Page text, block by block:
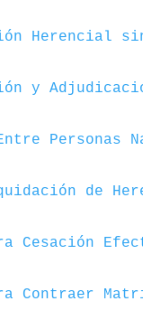
Herencial
y
Personas
de
Cesación
Contraer